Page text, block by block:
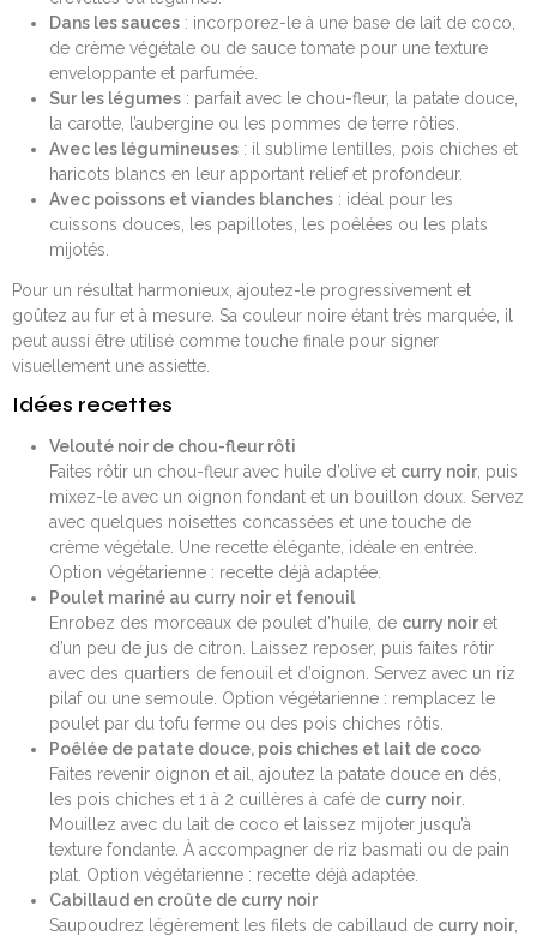
Dans les sauces: incorporez-le à une base de lait de coco,
de crème végétale ou de sauce tomate pour une texture
enveloppante et parfumée.
Sur les légumes: parfait avec le chou-fleur, la patate douce,
la carotte, l’aubergine ou les pommes de terre rôties.
Avec les légumineuses: il sublime lentilles, pois chiches et
haricots blancs en leur apportant relief et profondeur.
Avec poissons et viandes blanches: idéal pour les
cuissons douces, les papillotes, les poêlées ou les plats
mijotés.
Pour un résultat harmonieux, ajoutez-le progressivement et
goûtez au fur et à mesure. Sa couleur noire étant très marquée, il
peut aussi être utilisé comme touche finale pour signer
visuellement une assiette.
Idées recettes
Velouté noir de chou-fleur rôti
Faites rôtir un chou-fleur avec huile d’olive et curry noir, puis
mixez-le avec un oignon fondant et un bouillon doux. Servez
avec quelques noisettes concassées et une touche de
crème végétale. Une recette élégante, idéale en entrée.
Option végétarienne : recette déjà adaptée.
Poulet mariné au curry noir et fenouil
Enrobez des morceaux de poulet d’huile, de curry noiret
d’un peu de jus de citron. Laissez reposer, puis faites rôtir
avec des quartiers de fenouil et d’oignon. Servez avec un riz
pilaf ou une semoule. Option végétarienne : remplacez le
poulet par du tofu ferme ou des pois chiches rôtis.
Poêlée de patate douce, pois chiches et lait de coco
Faites revenir oignon et ail, ajoutez la patate douce en dés,
les pois chiches et 1 à 2 cuillères à café de curry noir.
Mouillez avec du lait de coco et laissez mijoter jusqu’à
texture fondante. À accompagner de riz basmati ou de pain
plat. Option végétarienne : recette déjà adaptée.
Cabillaud en croûte de curry noir
Saupoudrez légèrement les filets de cabillaud de curry noir,